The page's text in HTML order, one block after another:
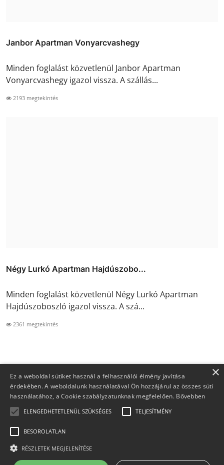
Janbor Apartman Vonyarcvashegy
Minden foglalást közvetlenül Janbor Apartman
Vonyarcvashegy igazol vissza. A szállás...
2193 megtekintés
Négy Lurkó Apartman Hajdúszobo...
Minden foglalást közvetlenül Négy Lurkó Apartman
Hajdúszoboszló igazol vissza. A szá...
2361 megtekintés
Copyright 2026 Foglaljma.hu - Minden jog fenntartva.
×
Ez a weboldal sütiket használ a felhasználói élmény javítása
érdekében. A weboldalunk használatával Ön hozzájárul az összes süti
használatához, a Cookie szabályzatunknak megfelelően. Bővebben
ELENGEDHETETLENÜL SZÜKSÉGES TELJESÍTMÉNY
BESOROLATLAN
RÉSZLETEK MEGJELENÍTÉSE